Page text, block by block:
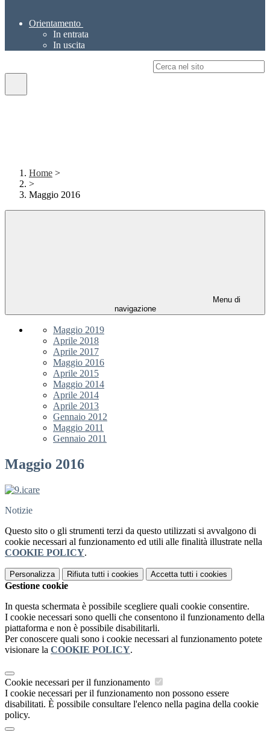
Orientamento
In entrata
In uscita
Home >
>
Maggio 2016
Menu di
navigazione
Maggio 2019
Aprile 2018
Aprile 2017
Maggio 2016
Aprile 2015
Maggio 2014
Aprile 2014
Aprile 2013
Gennaio 2012
Maggio 2011
Gennaio 2011
Maggio 2016
Notizie
Questo sito o gli strumenti terzi da questo utilizzati si avvalgono di
cookie necessari al funzionamento ed utili alle finalità illustrate nella
COOKIE POLICY.
Personalizza Rifiuta tutti i cookies Accetta tutti i cookies
Gestione cookie
In questa schermata è possibile scegliere quali cookie consentire.
I cookie necessari sono quelli che consentono il funzionamento della
piattaforma e non è possibile disabilitarli.
Per conoscere quali sono i cookie necessari al funzionamento potete
visionare la COOKIE POLICY.
Cookie necessari per il funzionamento
I cookie necessari per il funzionamento non possono essere
disabilitati. È possibile consultare l'elenco nella pagina della cookie
policy.